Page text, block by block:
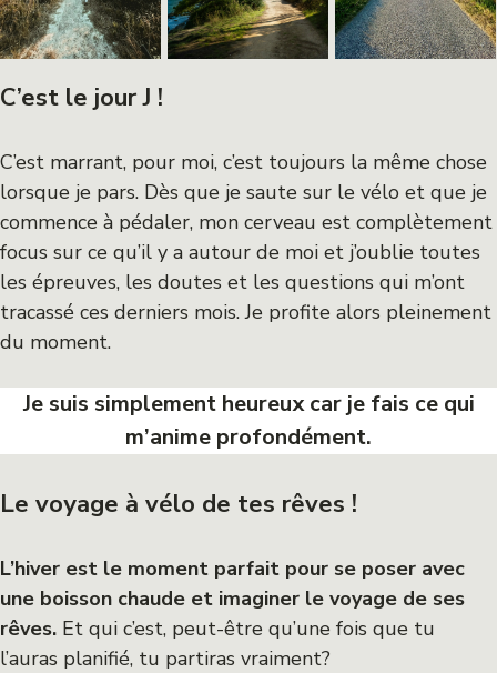
C’est le jour J !
C’est marrant, pour moi, c’est toujours la même chose
lorsque je pars. Dès que je saute sur le vélo et que je
commence à pédaler, mon cerveau est complètement
focus sur ce qu’il y a autour de moi et j’oublie toutes
les épreuves, les doutes et les questions qui m’ont
tracassé ces derniers mois. Je profite alors pleinement
du moment.
Je suis simplement heureux car je fais ce qui
m’anime profondément.
Le voyage à vélo de tes rêves !
L’hiver est le moment parfait pour se poser avec
une boisson chaude et imaginer le voyage de ses
rêves. Et qui c’est, peut-être qu’une fois que tu
l’auras planifié, tu partiras vraiment?